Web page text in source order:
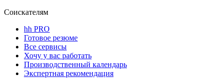
Соискателям
hh PRO
Готовое резюме
Все сервисы
Хочу у вас работать
Производственный календарь
Экспертная рекомендация